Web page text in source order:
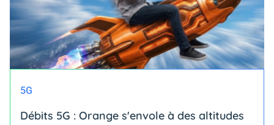
5G
Débits 5G : Orange s'envole à des altitudes